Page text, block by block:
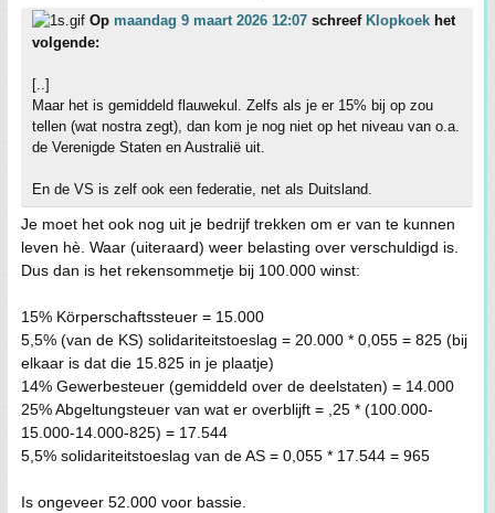
Op maandag 9 maart 2026 12:07 schreef Klopkoek het
volgende:
[..]
Maar het is gemiddeld flauwekul. Zelfs als je er 15% bij op zou
tellen (wat nostra zegt), dan kom je nog niet op het niveau van o.a.
de Verenigde Staten en Australië uit.
En de VS is zelf ook een federatie, net als Duitsland.
Je moet het ook nog uit je bedrijf trekken om er van te kunnen
leven hè. Waar (uiteraard) weer belasting over verschuldigd is.
Dus dan is het rekensommetje bij 100.000 winst:
15% Körperschaftssteuer = 15.000
5,5% (van de KS) solidariteitstoeslag = 20.000 * 0,055 = 825 (bij
elkaar is dat die 15.825 in je plaatje)
14% Gewerbesteuer (gemiddeld over de deelstaten) = 14.000
25% Abgeltungsteuer van wat er overblijft = ,25 * (100.000-
15.000-14.000-825) = 17.544
5,5% solidariteitstoeslag van de AS = 0,055 * 17.544 = 965
Is ongeveer 52.000 voor bassie.